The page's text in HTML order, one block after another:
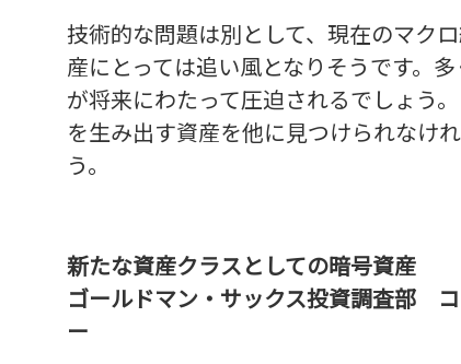
技術的な問題は別として、現在のマク
産にとっては追い風となりそうです。
が将来にわたって圧迫されるでしょう
を生み出す資産を他に見つけられなけ
う。
新たな資産クラスとしての暗号資産
ゴールドマン・サックス投資調査部
ー